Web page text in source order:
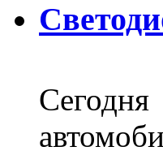
Сегодня